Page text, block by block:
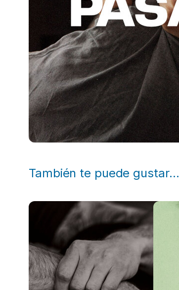
También te puede gustar…